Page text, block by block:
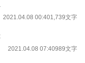
2021.04.08 00:401,739文字
2021.04.08 07:40989文字